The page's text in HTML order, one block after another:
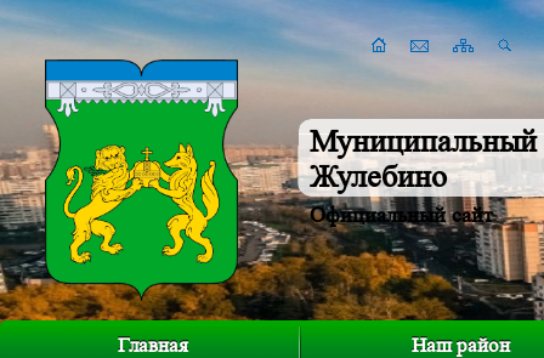
Муниципальный
Жулебино
Официальный сайт
Главная Наш район